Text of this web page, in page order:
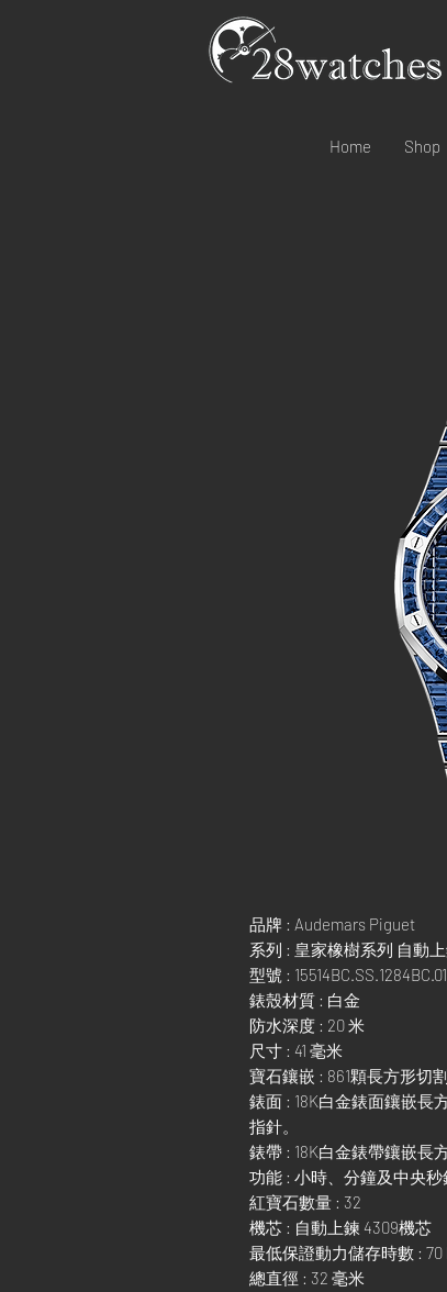
Home Shop
品牌 : Audemars Piguet
系列 : 皇家橡樹系列 自動
型號 : 15514BC.SS.1284BC.01
錶殼材質 : 白金
防水深度 : 20 米
尺寸 : 41 毫米
寶石鑲嵌 : 861顆長方形切
錶面 : 18K白金錶面鑲嵌長
指針。
錶帶 : 18K白金錶帶鑲嵌長
功能 : 小時、分鐘及中央秒
紅寶石數量 : 32
機芯 : 自動上鍊 4309機芯
最低保證動力儲存時數 : 70
總直徑 : 32 毫米